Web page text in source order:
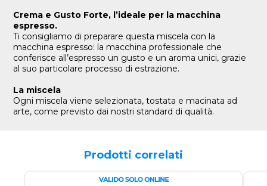
Crema e Gusto Forte, l’ideale per la macchina
espresso.
Ti consigliamo di preparare questa miscela con la
macchina espresso: la macchina professionale che
conferisce all’espresso un gusto e un aroma unici, grazie
al suo particolare processo di estrazione.
La miscela
Ogni miscela viene selezionata, tostata e macinata ad
arte, come previsto dai nostri standard di qualità.
Prodotti correlati